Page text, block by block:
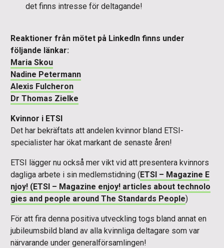
det finns intresse för deltagande!
Reaktioner från mötet på LinkedIn finns under
följande länkar:
Maria Skou
Nadine Petermann
Alexis Fulcheron
Dr Thomas Zielke
Kvinnor i ETSI
Det har bekräftats att andelen kvinnor bland ETSI-
specialister har ökat markant de senaste åren!
ETSI lägger nu också mer vikt vid att presentera kvinnors
dagliga arbete i sin medlemstidning (ETSI – Magazine E
njoy! (ETSI – Magazine enjoy! articles about technolo
gies and people around The Standards People)
För att fira denna positiva utveckling togs bland annat en
jubileumsbild bland av alla kvinnliga deltagare som var
närvarande under generalförsamlingen!